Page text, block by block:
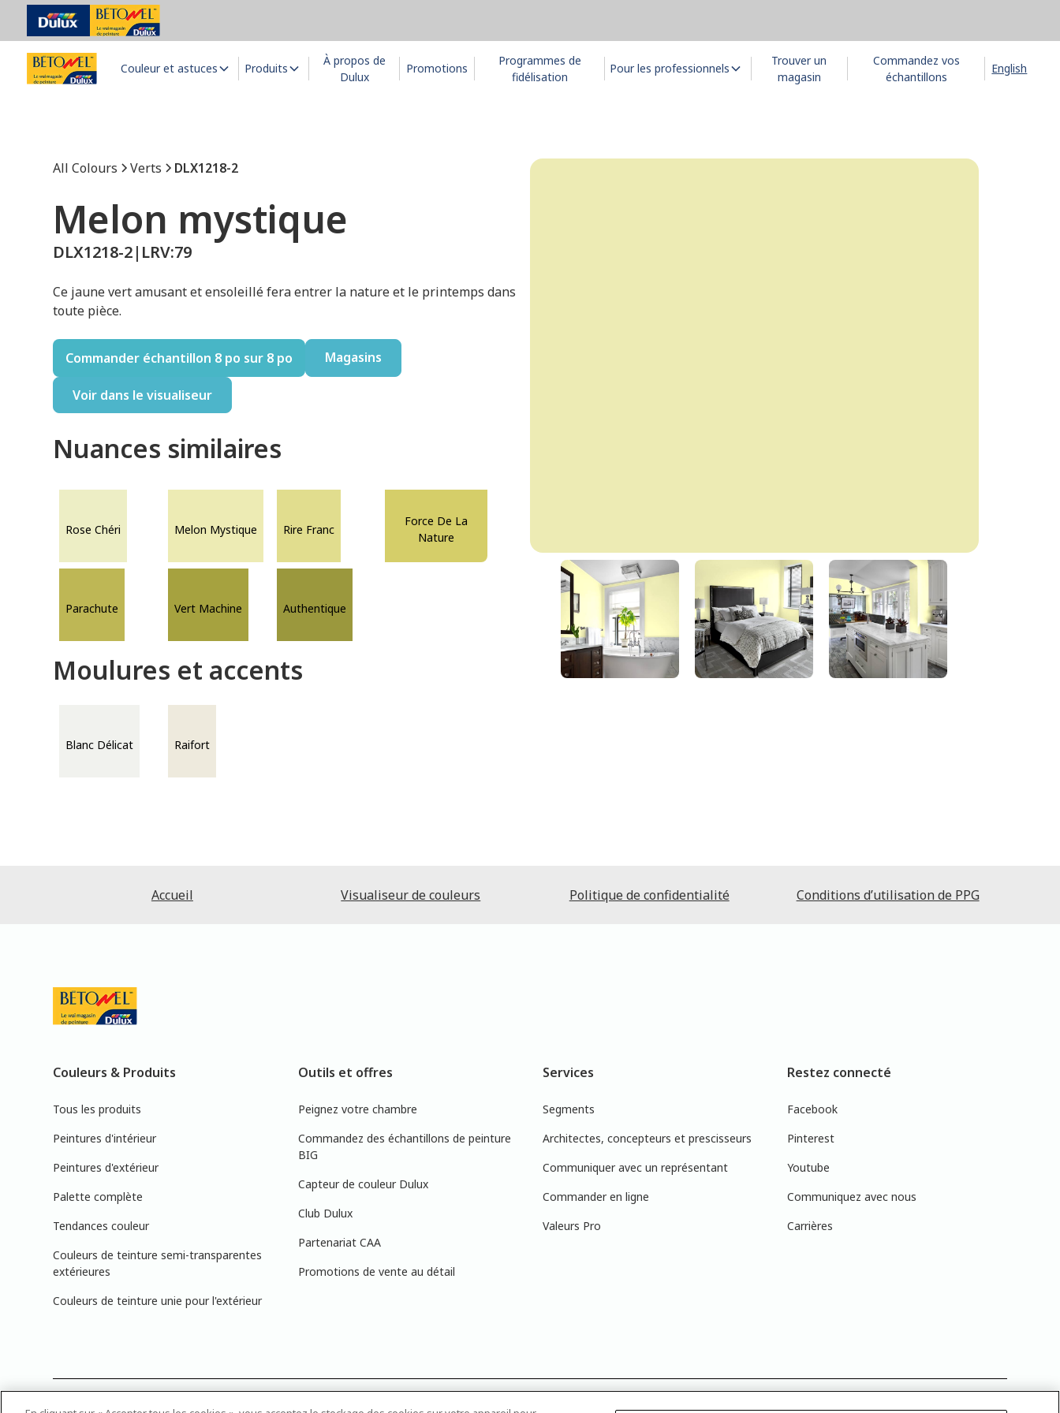
Couleur et astuces Produits
À propos de
Dulux
Promotions
Programmes de
fidélisation
Pour les professionnels
Trouver un
magasin
Commandez vos
échantillons
English
All Colours Verts DLX1218-2
Melon mystique
DLX1218-2| LRV:79
Ce jaune vert amusant et ensoleillé fera entrer la nature et le printemps dans
toute pièce.
Commander échantillon 8 po sur 8 po Magasins
Voir dans le visualiseur
Nuances similaires
Rose Chéri Melon Mystique Rire Franc
Force De La
Nature
Parachute Vert Machine Authentique
Moulures et accents
Blanc Délicat Raifort
Melon Mystique
DLX1218-2
Accueil Visualiseur de couleurs Politique de confidentialité Conditions d’utilisation de PPG
Couleurs & Produits
Tous les produits
Peintures d'intérieur
Peintures d'extérieur
Palette complète
Tendances couleur
Couleurs de teinture semi-transparentes
extérieures
Couleurs de teinture unie pour l'extérieur
Outils et offres
Peignez votre chambre
Commandez des échantillons de peinture
BIG
Capteur de couleur Dulux
Club Dulux
Partenariat CAA
Promotions de vente au détail
Services
Segments
Architectes, concepteurs et prescisseurs
Communiquer avec un représentant
Commander en ligne
Valeurs Pro
Restez connecté
Facebook
Pinterest
Youtube
Communiquez avec nous
Carrières